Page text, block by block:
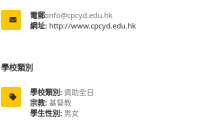
電郵:info@cpcyd.edu.hk
網址: http://www.cpcyd.edu.hk
學校類別
學校類別: 資助全日
宗教: 基督教
學生性別: 男女